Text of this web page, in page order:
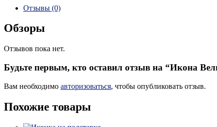
Отзывы (0)
Обзоры
Отзывов пока нет.
Будьте первым, кто оставил отзыв на “Икона
Вам необходимо авторизоваться, чтобы опубликовать отзыв.
Похожие товары